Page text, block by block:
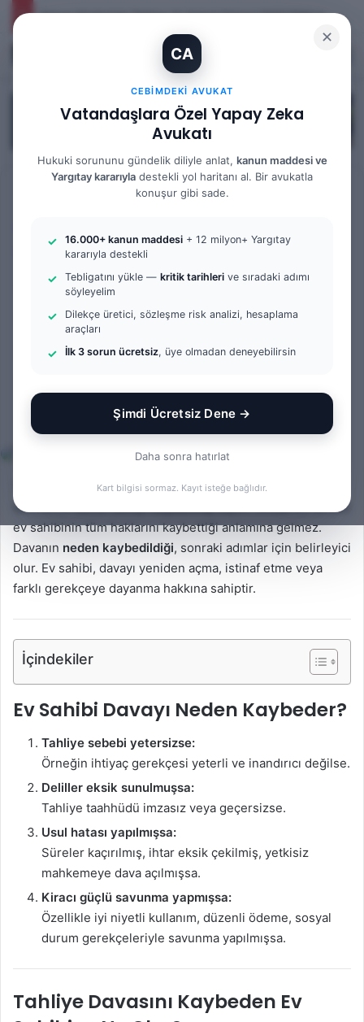
✕
CA
CEBIMDEKI AVUKAT
Vatandaşlara Özel Yapay Zeka
Avukatı
Hukuki sorununu gündelik diliyle anlat, kanun maddesi ve
Yargıtay kararıyla destekli yol haritanı al. Bir avukatla
konuşur gibi sade.
16.000+ kanun maddesi + 12 milyon+ Yargıtay
kararıyla destekli
Tebligatını yükle — kritik tarihleri ve sıradaki adımı
söyleyelim
Dilekçe üretici, sözleşme risk analizi, hesaplama
araçları
İlk 3 sorun ücretsiz, üye olmadan deneyebilirsin
Şimdi Ücretsiz Dene →
Daha sonra hatırlat
Kart bilgisi sormaz. Kayıt isteğe bağlıdır.
İhtiyaç Nedeniyle Tahliye: 9. Hukuk Dairesi 2025/7083 K.
Tüm Yazılar
Sulh Hukuk Mahkemesi
Ev Sahibi Tahliye Davasını
Kaybederse Ne Olur? |
Hukuki Sonuçlar ve Yeniden
598 1 dakika okuma süresi
Tahliye davası sonunda mahkeme, kiracının lehine karar
verirse ev sahibi davayı
sayılır. Ancak bu durum
ev sahibinin tüm haklarını kaybettiği anlamına gelmez.
Davanın neden kaybedildiği, sonraki adımlar için belirleyici
olur. Ev sahibi, davayı yeniden açma, istinaf etme veya
farklı gerekçeye dayanma hakkına sahiptir.
İçindekiler
Ev Sahibi Davayı Neden Kaybeder?
Tahliye sebebi yetersizse:
Örneğin ihtiyaç gerekçesi yeterli ve inandırıcı değilse.
Deliller eksik sunulmuşsa:
Tahliye taahhüdü imzasız veya geçersizse.
Usul hatası yapılmışsa:
Süreler kaçırılmış, ihtar eksik çekilmiş, yetkisiz
mahkemeye dava açılmışsa.
Kiracı güçlü savunma yapmışsa:
Özellikle iyi niyetli kullanım, düzenli ödeme, sosyal
durum gerekçeleriyle savunma yapılmışsa.
Tahliye Davasını Kaybeden Ev